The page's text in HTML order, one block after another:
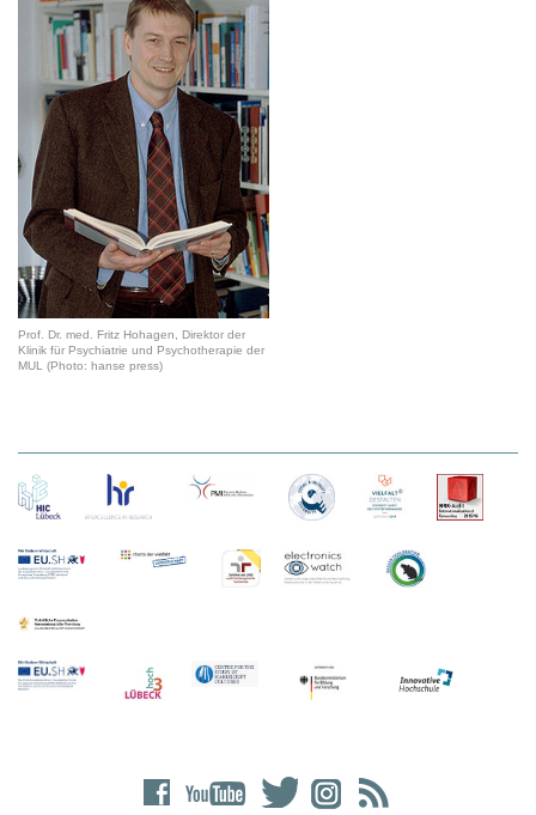
Prof. Dr. med. Fritz Hohagen, Direktor der
Klinik für Psychiatrie und Psychotherapie der
MUL (Photo: hanse press)